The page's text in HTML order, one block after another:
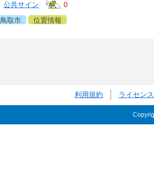
公共サイン
0
鳥取市 位置情報
利用規約 ライセン